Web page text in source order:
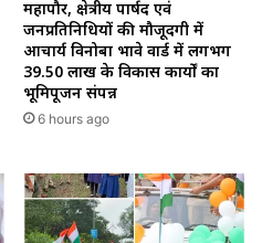
महापौर, क्षेत्रीय पार्षद एवं
जनप्रतिनिधियों की मौजूदगी में
आचार्य विनोबा भावे वार्ड में लगभग
39.50 लाख के विकास कार्यों का
भूमिपूजन संपन्न
6 hours ago